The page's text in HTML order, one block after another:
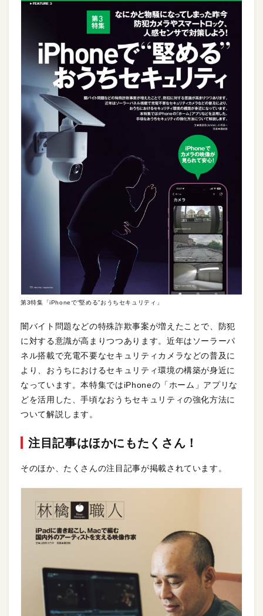
第3特集「iPhoneで“堅める”おうちセキュリティ」
闇バイト問題などの特殊詐欺事案が増えたことで、防犯
に対する意識が高まりつつあります。近年はソーラーパ
ネル搭載で充電不要なセキュリティカメラなどの普及に
より、おうちにおけるセキュリティ環境の構築が身近に
なっています。本特集ではiPhoneの「ホーム」アプリな
どを活用した、手頃なおうちセキュリティの強化方法に
ついて解説します。
注目記事はほかにもたくさん！
そのほか、たくさんの注目記事が掲載されています。